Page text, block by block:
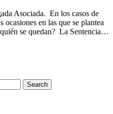
Asociada. En los casos de
ocasiones en las que se plantea
se quedan? La Sentencia…
Search